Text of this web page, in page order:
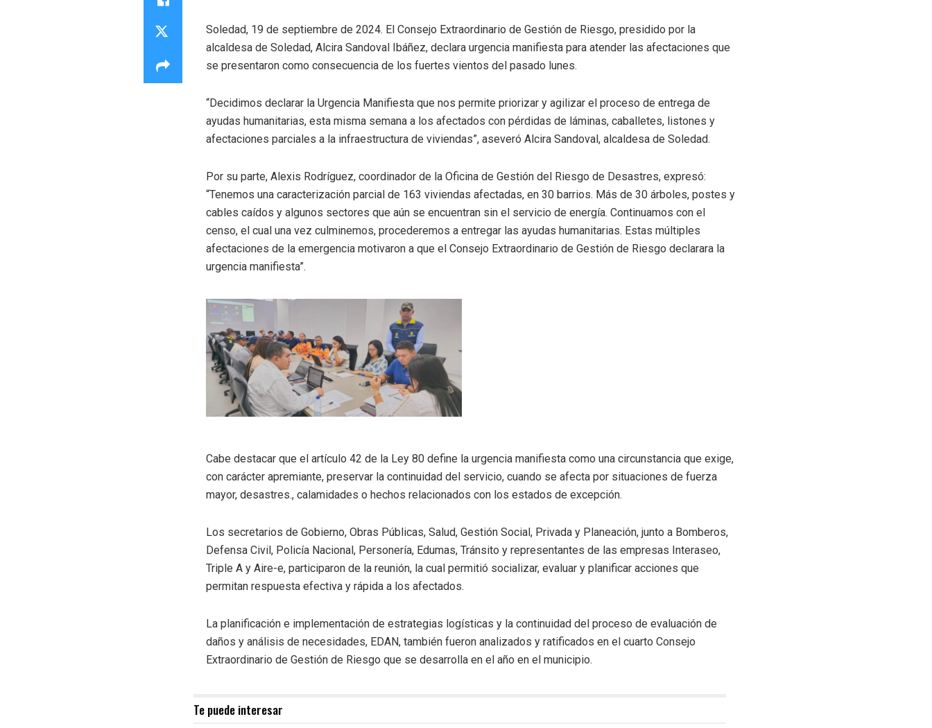
Soledad, 19 de septiembre de 2024. El Consejo Extraordinario de Gestión de Riesgo, presidido por la
alcaldesa de Soledad, Alcira Sandoval Ibáñez, declara urgencia manifiesta para atender las afectaciones que
se presentaron como consecuencia de los fuertes vientos del pasado lunes.
“Decidimos declarar la Urgencia Manifiesta que nos permite priorizar y agilizar el proceso de entrega de
ayudas humanitarias, esta misma semana a los afectados con pérdidas de láminas, caballetes, listones y
afectaciones parciales a la infraestructura de viviendas”, aseveró Alcira Sandoval, alcaldesa de Soledad.
Por su parte, Alexis Rodríguez, coordinador de la Oficina de Gestión del Riesgo de Desastres, expresó:
“Tenemos una caracterización parcial de 163 viviendas afectadas, en 30 barrios. Más de 30 árboles, postes y
cables caídos y algunos sectores que aún se encuentran sin el servicio de energía. Continuamos con el
censo, el cual una vez culminemos, procederemos a entregar las ayudas humanitarias. Estas múltiples
afectaciones de la emergencia motivaron a que el Consejo Extraordinario de Gestión de Riesgo declarara la
urgencia manifiesta”.
Cabe destacar que el artículo 42 de la Ley 80 define la urgencia manifiesta como una circunstancia que exige,
con carácter apremiante, preservar la continuidad del servicio, cuando se afecta por situaciones de fuerza
mayor, desastres., calamidades o hechos relacionados con los estados de excepción.
Los secretarios de Gobierno, Obras Públicas, Salud, Gestión Social, Privada y Planeación, junto a Bomberos,
Defensa Civil, Policía Nacional, Personería, Edumas, Tránsito y representantes de las empresas Interaseo,
Triple A y Aire-e, participaron de la reunión, la cual permitió socializar, evaluar y planificar acciones que
permitan respuesta efectiva y rápida a los afectados.
La planificación e implementación de estrategias logísticas y la continuidad del proceso de evaluación de
daños y análisis de necesidades, EDAN, también fueron analizados y ratificados en el cuarto Consejo
Extraordinario de Gestión de Riesgo que se desarrolla en el año en el municipio.
Te puede interesar